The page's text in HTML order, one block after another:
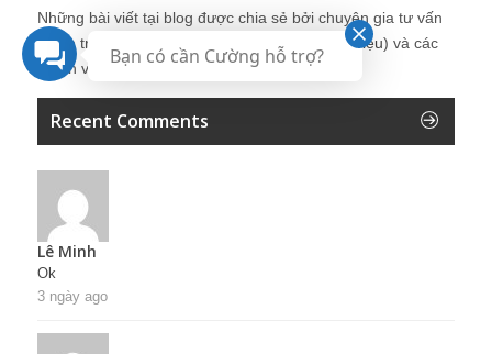
Những bài viết tại blog được chia sẻ bởi chuyên gia tư vấn
Quản trị Nhân sự Nguyễn Hùng Cường (
giới thiệu) và các
thành viên khác trong cộng đồng Nhân sự.
Recent Comments
Lê Minh
Ok
3 ngày ago
Bạn có cần Cường hỗ trợ?